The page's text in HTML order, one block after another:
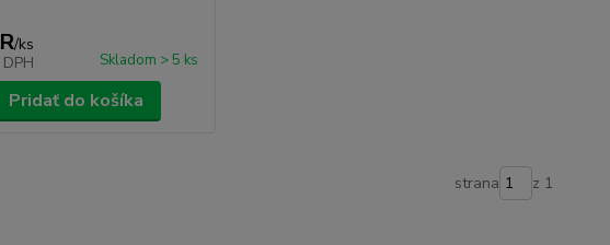
/ks
Skladom > 5 ks
Pridať do košíka
strana z 1